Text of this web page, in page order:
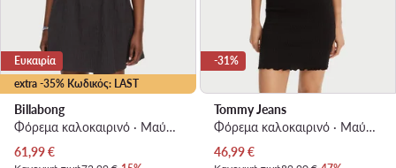
extra -35% Κωδικός: LAST
Ευκαιρία
Billabong
Φόρεμα καλοκαιρινό · Μαύρο · Mini
Τρέχουσα τιμή
61,99€
-31%
Tommy Jeans
Φόρεμα καλοκαιρινό · Μαύρο · Mini
Τρέχουσα τιμή
46,99€